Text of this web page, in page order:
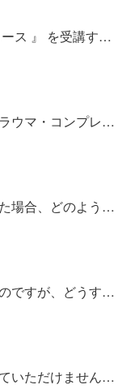
ース 』 を受講す…
ウマ・コンプレ…
場合、どのよう…
ですが、どうす…
いただけません…